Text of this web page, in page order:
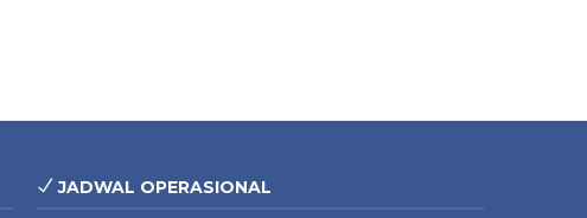
JADWAL OPERASIONAL